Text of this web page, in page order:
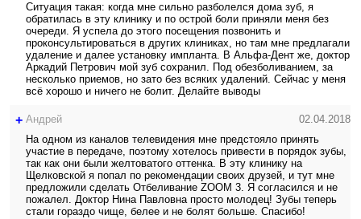
Ситуация такая: когда мне сильно разболелся дома зуб, я
обратилась в эту клинику и по острой боли приняли меня без
очереди. Я успела до этого посещения позвонить и
проконсультироваться в других клиниках, но там мне предлагали
удаление и далее установку импланта. В Альфа-Дент же, доктор
Аркадий Петрович мой зуб сохранил. Под обезболиванием, за
несколько приемов, но зато без всяких удалений. Сейчас у меня
всё хорошо и ничего не болит. Делайте выводы
+ Андрей
02.04.2018
На одном из каналов телевидения мне предстояло принять
участие в передаче, поэтому хотелось привести в порядок зубы,
так как они были желтоватого оттенка. В эту клинику на
Щелковской я попал по рекомендации своих друзей, и тут мне
предложили сделать Отбеливание ZOOM 3. Я согласился и не
пожалел. Доктор Нина Павловна просто молодец! Зубы теперь
стали гораздо чище, белее и не болят больше. Спасибо!